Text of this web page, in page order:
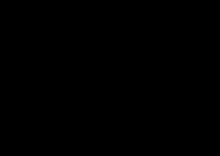
отличное, все выглядит
компании – одно удовольствие!